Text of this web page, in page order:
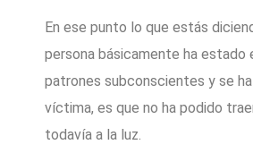
En ese punto lo que estás
persona básicamente ha estado
patrones subconscientes y se
víctima, es que no ha podido
todavía a la luz.